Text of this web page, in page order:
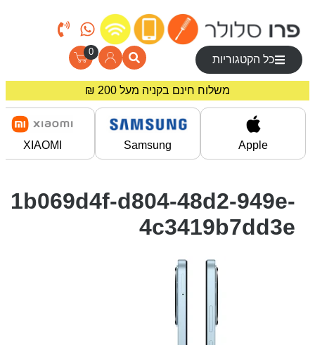
כל הקטגוריות
0
משלוח חינם בקניה מעל 200 ₪
מחירים מיוחדים לרוכשים באתר!
Apple
Samsung
XIAOMI
1b069d4f-d804-48d2-949e-
4c3419b7dd3e